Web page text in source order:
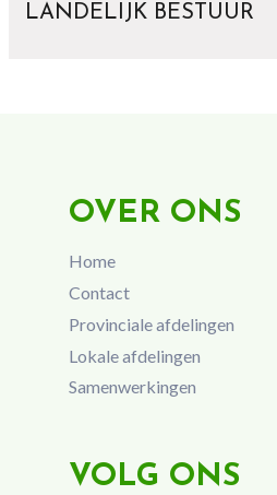
LANDELIJK BESTUUR
OVER ONS
Home
Contact
Provinciale afdelingen
Lokale afdelingen
Samenwerkingen
VOLG ONS